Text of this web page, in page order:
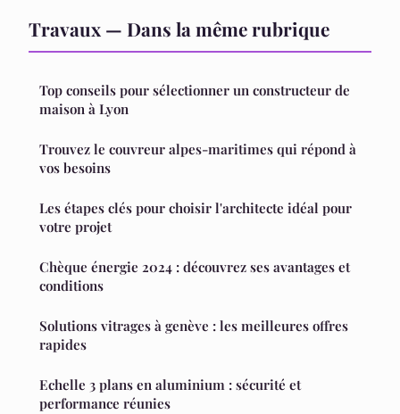
Travaux — Dans la même rubrique
Top conseils pour sélectionner un constructeur de
maison à Lyon
Trouvez le couvreur alpes-maritimes qui répond à
vos besoins
Les étapes clés pour choisir l'architecte idéal pour
votre projet
Chèque énergie 2024 : découvrez ses avantages et
conditions
Solutions vitrages à genève : les meilleures offres
rapides
Echelle 3 plans en aluminium : sécurité et
performance réunies